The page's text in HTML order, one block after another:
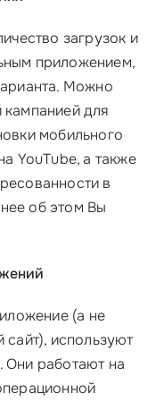
загрузок и
приложением,
Можно
кампанией для
мобильного
YouTube, а также
в
об этом Вы
(а не
сайт), используют
Они работают на